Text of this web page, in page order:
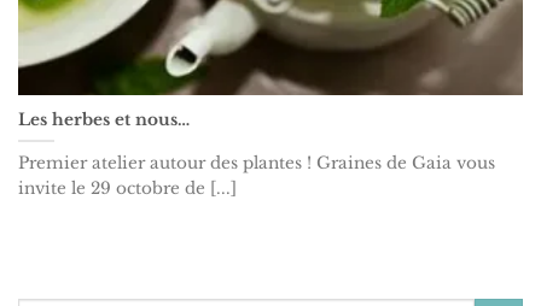
Les herbes et nous…
Premier atelier autour des plantes ! Graines de Gaia vous
invite le 29 octobre de [...]